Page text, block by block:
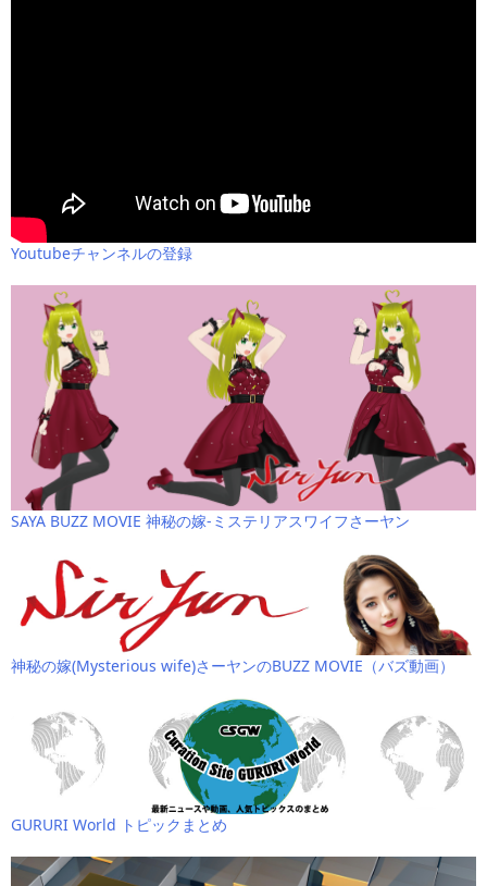
Youtubeチャンネルの登録
SAYA BUZZ MOVIE 神秘の嫁-ミステリアスワイフさーヤン
神秘の嫁(Mysterious wife)さーヤンのBUZZ MOVIE（バズ動画）
GURURI World トピックまとめ